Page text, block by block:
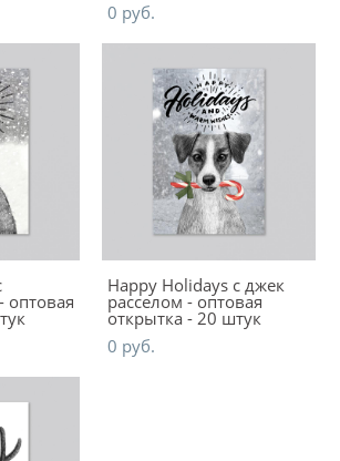
0 pуб.
Happy Holidays c джек
расселом - оптовая
открытка - 20 штук
0 pуб.